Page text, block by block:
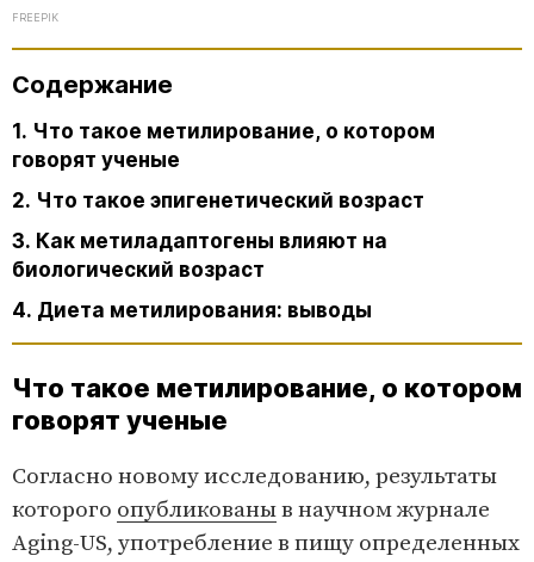
FREEPIK
Содержание
1. Что такое метилирование, о котором
говорят ученые
2. Что такое эпигенетический возраст
3. Как метиладаптогены влияют на
биологический возраст
4. Диета метилирования: выводы
Что такое метилирование, о котором
говорят ученые
Согласно новому исследованию, результаты
которого опубликованыв научном журнале
Aging-US, употребление в пищу определенных